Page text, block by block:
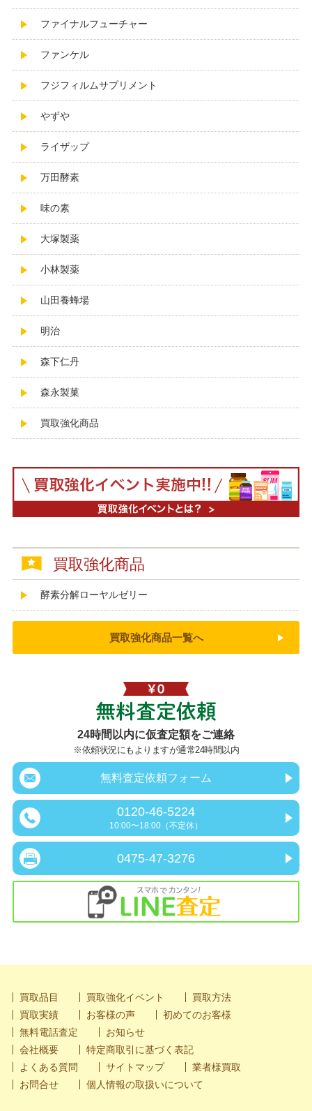
ファイナルフューチャー
ファンケル
フジフィルムサプリメント
やずや
ライザップ
万田酵素
味の素
大塚製薬
小林製薬
山田養蜂場
明治
森下仁丹
森永製菓
買取強化商品
買取強化商品
酵素分解ローヤルゼリー
買取強化商品一覧へ
24時間以内に仮査定額をご連絡
※依頼状況にもよりますが通常24時間以内
無料査定依頼フォーム
0120-46-5224
10:00〜18:00（不定休）
0475-47-3276
買取品目 買取強化イベント
買取方法
買取実績
お客様の声
初めてのお客様
無料電話査定
お知らせ
会社概要
特定商取引に基づく表記
よくある質問
サイトマップ
業者様買取
お問合せ
個人情報の取扱いについて